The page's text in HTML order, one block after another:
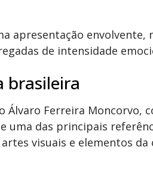
apresentação envolvente,
de intensidade
brasileira
Ferreira Moncorvo,
uma das principais
visuais e elementos da